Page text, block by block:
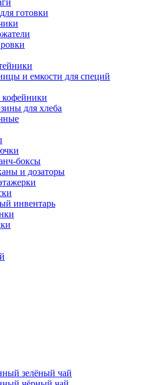
готовки
и емкости для специй
для хлеба
боксы
и дозаторы
инвентарь
зелёный чай